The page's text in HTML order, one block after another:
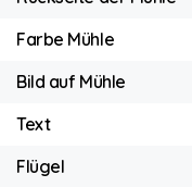
Farbe Mühle
Bild auf Mühle
Text
Flügel